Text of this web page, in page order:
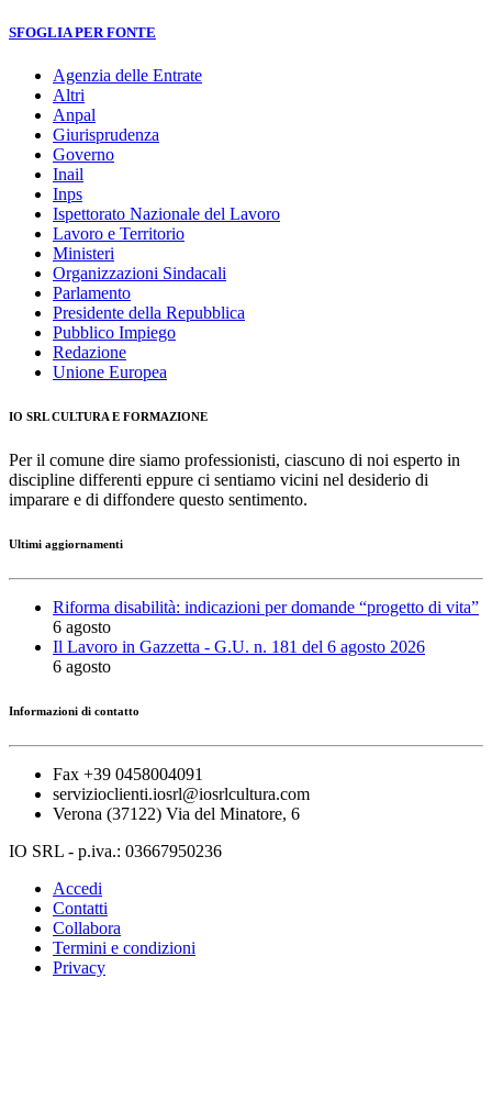
SFOGLIA PER FONTE
Agenzia delle Entrate
Altri
Anpal
Giurisprudenza
Governo
Inail
Inps
Ispettorato Nazionale del Lavoro
Lavoro e Territorio
Ministeri
Organizzazioni Sindacali
Parlamento
Presidente della Repubblica
Pubblico Impiego
Redazione
Unione Europea
IO SRL CULTURA E FORMAZIONE
Per il comune dire siamo professionisti, ciascuno di noi esperto in
discipline differenti eppure ci sentiamo vicini nel desiderio di
imparare e di diffondere questo sentimento.
Ultimi aggiornamenti
Riforma disabilità: indicazioni per domande “progetto di vita”
6 agosto
Il Lavoro in Gazzetta - G.U. n. 181 del 6 agosto 2026
6 agosto
Informazioni di contatto
Fax +39 0458004091
servizioclienti.iosrl@iosrlcultura.com
Verona (37122) Via del Minatore, 6
IO SRL - p.iva.: 03667950236
Accedi
Contatti
Collabora
Termini e condizioni
Privacy